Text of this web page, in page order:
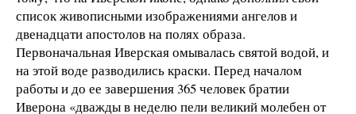
список живописными изображениями ангелов и
двенадцати апостолов на полях образа.
Первоначальная Иверская омывалась святой водой, и
на этой воде разводились краски. Перед началом
работы и до ее завершения 365 человек братии
Иверона «дважды в неделю пели великий молебен от